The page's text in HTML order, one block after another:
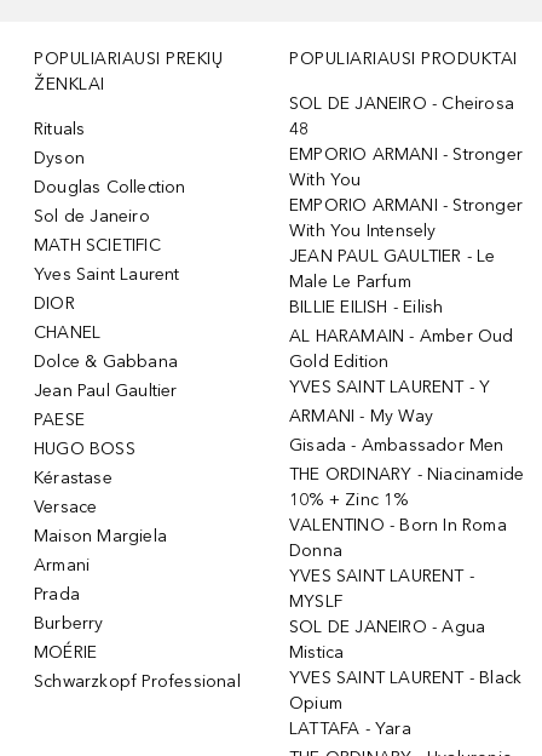
POPULIARIAUSI PREKIŲ
ŽENKLAI
Rituals
Dyson
Douglas Collection
Sol de Janeiro
MATH SCIETIFIC
Yves Saint Laurent
DIOR
CHANEL
Dolce & Gabbana
Jean Paul Gaultier
PAESE
HUGO BOSS
Kérastase
Versace
Maison Margiela
Armani
Prada
Burberry
MOÉRIE
Schwarzkopf Professional
POPULIARIAUSI PRODUKTAI
SOL DE JANEIRO - Cheirosa
48
EMPORIO ARMANI - Stronger
With You
EMPORIO ARMANI - Stronger
With You Intensely
JEAN PAUL GAULTIER - Le
Male Le Parfum
BILLIE EILISH - Eilish
AL HARAMAIN - Amber Oud
Gold Edition
YVES SAINT LAURENT - Y
ARMANI - My Way
Gisada - Ambassador Men
THE ORDINARY - Niacinamide
10% + Zinc 1%
VALENTINO - Born In Roma
Donna
YVES SAINT LAURENT -
MYSLF
SOL DE JANEIRO - Agua
Mistica
YVES SAINT LAURENT - Black
Opium
LATTAFA - Yara